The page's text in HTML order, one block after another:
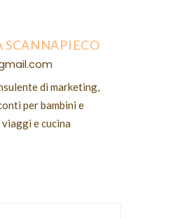
di marketing,
per bambini e
e cucina